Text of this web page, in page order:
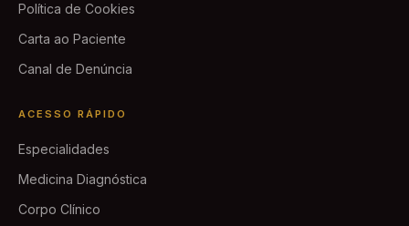
Política de Cookies
Carta ao Paciente
Canal de Denúncia
ACESSO RÁPIDO
Especialidades
Medicina Diagnóstica
Corpo Clínico